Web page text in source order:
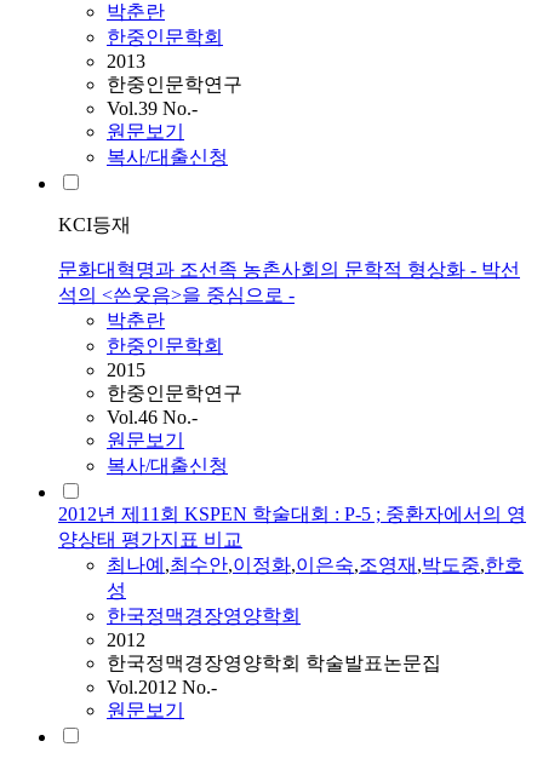
박춘란
한중인문학회
2013
한중인문학연구
Vol.39 No.-
원문보기
복사/대출신청
KCI등재
문화대혁명과 조선족 농촌사회의 문학적 형상화 - 박선
석의 <쓴웃음>을 중심으로 -
박춘란
한중인문학회
2015
한중인문학연구
Vol.46 No.-
원문보기
복사/대출신청
2012년 제11회 KSPEN 학술대회 : P-5 ; 중환자에서의 영
양상태 평가지표 비교
최나예 ,최수안,이정화,이은숙,조영재 ,박도중,한호
성
한국정맥경장영양학회
2012
한국정맥경장영양학회 학술발표논문집
Vol.2012 No.-
원문보기